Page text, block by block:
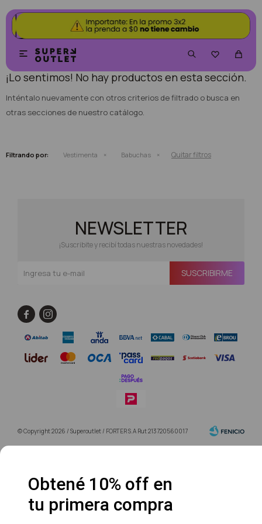

 NO SE HAN RECUPERADO PRODUCTOS
¡Lo sentimos! No hay productos en esta sección.
Inténtalo nuevamente con otros criterios de filtrado o busca en
otras secciones de nuestro catálogo.
Filtrando por: Vestimenta Babuchas Quitar filtros
NEWSLETTER
¡Suscribite y recibí todas nuestras novedades!
SUSCRIBIRME
 
© Copyright 2026 / Superoutlet / FORTER S.A Rut 213720560017
Obtené 10% off en
tu primera compra